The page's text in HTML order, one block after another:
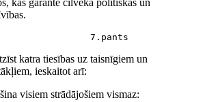
katra tiesības uz taisnīgiem un
ieskaitot arī:
visiem strādājošiem vismaz: